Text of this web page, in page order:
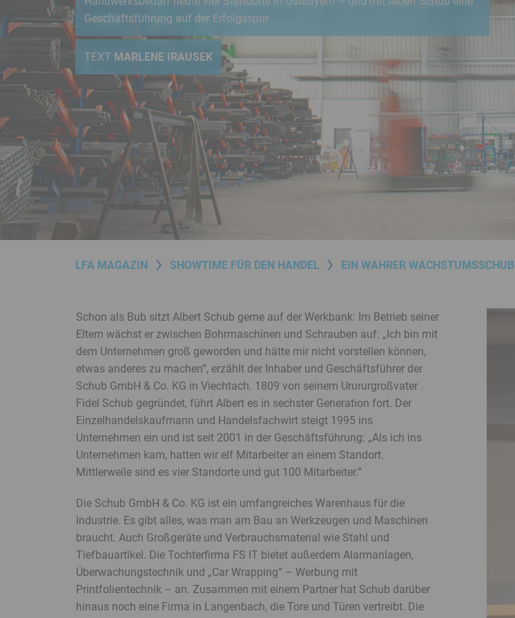
Juristisches
Magazin
Geschäftsführung auf der Erfolgsspur
TEXT MARLENE IRAUSEK
LFA MAGAZIN SHOWTIME FÜR DEN HANDEL EIN WAHRER WACHSTUMSSCHUB
Schon als Bub sitzt Albert Schub gerne auf der Werkbank: Im Betrieb seiner
Eltern wächst er zwischen Bohrmaschinen und Schrauben auf: „Ich bin mit
dem Unternehmen groß geworden und hätte mir nicht vorstellen können,
etwas anderes zu machen”, erzählt der Inhaber und Geschäftsführer der
Schub GmbH & Co. KG in Viechtach. 1809 von seinem Urururgroßvater
Fidel Schub gegründet, führt Albert es in sechster Generation fort. Der
Einzelhandelskaufmann und Handelsfachwirt steigt 1995 ins
Unternehmen ein und ist seit 2001 in der Geschäftsführung: „Als ich ins
Unternehmen kam, hatten wir elf Mitarbeiter an einem Standort.
Mittlerweile sind es vier Standorte und gut 100 Mitarbeiter.”
Die Schub GmbH & Co. KG ist ein umfangreiches Warenhaus für die
Industrie. Es gibt alles, was man am Bau an Werkzeugen und Maschinen
braucht. Auch Großgeräte und Verbrauchsmaterial wie Stahl und
Tiefbauartikel. Die Tochterfirma FS IT bietet außerdem Alarmanlagen,
Überwachungstechnik und „Car Wrapping” – Werbung mit
Printfolientechnik – an. Zusammen mit einem Partner hat Schub darüber
hinaus noch eine Firma in Langenbach, die Tore und Türen vertreibt. Die